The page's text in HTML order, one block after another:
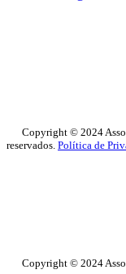
Copyright © 2024
reservados. Política de
Copyright © 2024